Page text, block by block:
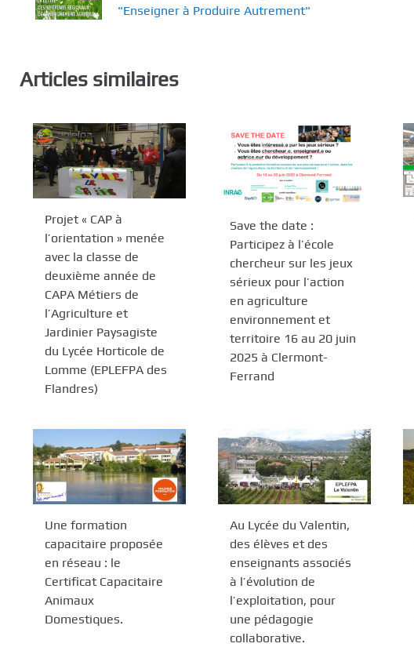
"Enseigner à Produire Autrement"
Articles similaires
Projet « CAP à
l’orientation » menée
avec la classe de
deuxième année de
CAPA Métiers de
l’Agriculture et
Jardinier Paysagiste
du Lycée Horticole de
Lomme (EPLEFPA des
Flandres)
Save the date :
Participez à l’école
chercheur sur les jeux
sérieux pour l’action
en agriculture
environnement et
territoire 16 au 20 juin
2025 à Clermont-
Ferrand
Une formation
capacitaire proposée
en réseau : le
Certificat Capacitaire
Animaux
Domestiques.
Au Lycée du Valentin,
des élèves et des
enseignants associés
à l’évolution de
l’exploitation, pour
une pédagogie
collaborative.